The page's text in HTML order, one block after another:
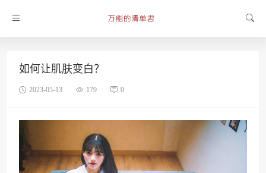
如何让肌肤变白？
2023-05-13 179 0